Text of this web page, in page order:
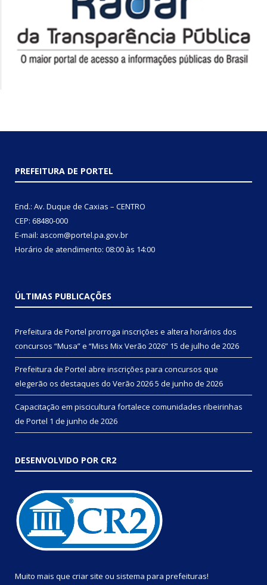
PREFEITURA DE PORTEL
End.: Av. Duque de Caxias – CENTRO
CEP: 68480-000
E-mail: ascom@portel.pa.gov.br
Horário de atendimento: 08:00 às 14:00
ÚLTIMAS PUBLICAÇÕES
Prefeitura de Portel prorroga inscrições e altera horários dos
concursos “Musa” e “Miss Mix Verão 2026” 15 de julho de 2026
Prefeitura de Portel abre inscrições para concursos que
elegerão os destaques do Verão 20265 de junho de 2026
Capacitação em piscicultura fortalece comunidades ribeirinhas
de Portel 1 de junho de 2026
DESENVOLVIDO POR CR2
Muito mais que criar site ou sistema para prefeituras!